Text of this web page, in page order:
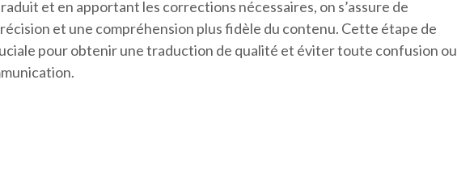
et en apportant les corrections nécessaires, on s’assure de
et une compréhension plus fidèle du contenu. Cette étape de
pour obtenir une traduction de qualité et éviter toute confusion ou